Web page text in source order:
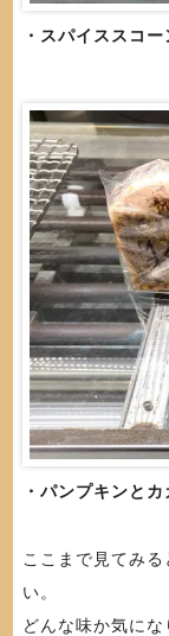
・スパイススコ
・パンプキンと
ここまで見てみ
い。
どんな味か気にな